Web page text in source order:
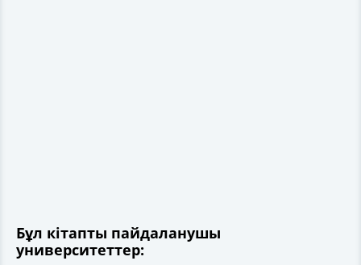
Бұл кітапты пайдаланушы
университеттер: